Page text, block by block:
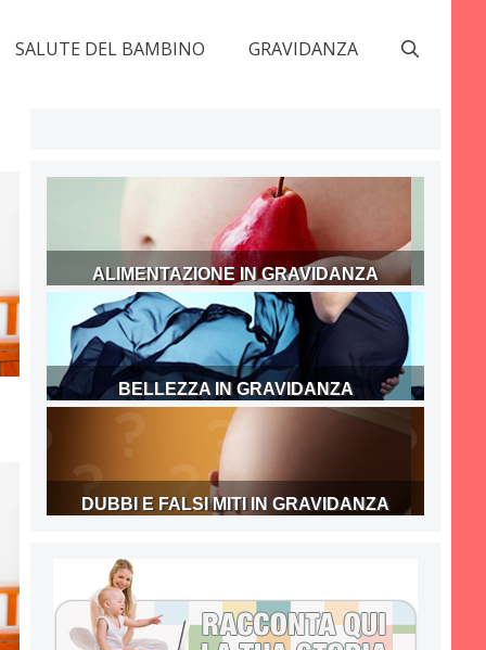
SALUTE DEL BAMBINO GRAVIDANZA
ALIMENTAZIONE IN GRAVIDANZA
BELLEZZA IN GRAVIDANZA
DUBBI E FALSI MITI IN GRAVIDANZA